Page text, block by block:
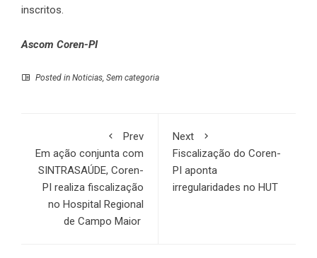
inscritos.
Ascom Coren-PI
Posted in Noticias Sem categoria
Prev
Em ação conjunta com
SINTRASAÚDE, Coren-
PI realiza fiscalização
no Hospital Regional
de Campo Maior
Next
Fiscalização do Coren-
PI aponta
irregularidades no HUT